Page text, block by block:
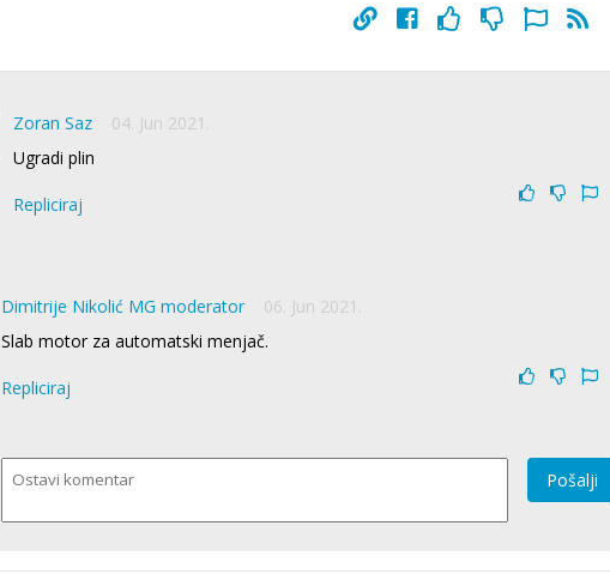
Zoran Saz
04. Jun 2021.
Ugradi plin
Repliciraj
Dimitrije Nikolić MG moderator
06. Jun 2021.
Slab motor za automatski menjač.
Repliciraj
Pošalji